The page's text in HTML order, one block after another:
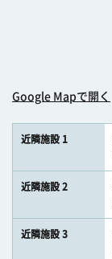
Google Mapで開く
近隣施設 1
近隣施設 2
近隣施設 3